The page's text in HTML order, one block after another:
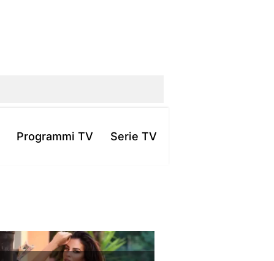
Programmi TV Serie TV